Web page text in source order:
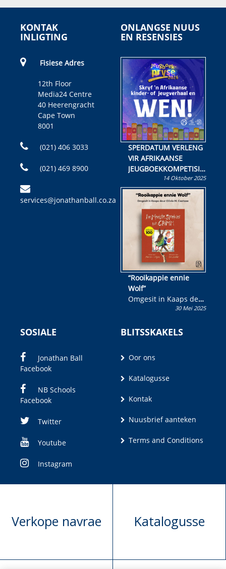
KONTAK
INLIGTING
Fisiese Adres
12th Floor
Media24 Centre
40 Heerengracht
Cape Town
8001
(021) 406 3033
(021) 469 8900
services@jonathanball.co.za
ONLANGSE NUUS
EN RESENSIES
SPERDATUM VERLENG
VIR AFRIKAANSE
JEUGBOEKKOMPETISIE
Skryf ’n jeugboek of
kinderboek en staan ’n
kans om R50 000 te
wen!
14 Oktober 2025
“Rooikappie ennie
Wolf”
Omgesit in Kaaps deur
Olivia M. Coetzee30 Mei 2025
SOSIALE
Jonathan Ball
Facebook
NB Schools
Facebook
Twitter
Youtube
Instagram
BLITSSKAKELS
Oor ons
Katalogusse
Kontak
Nuusbrief aanteken
Terms and Conditions
Verkope navrae Katalogusse